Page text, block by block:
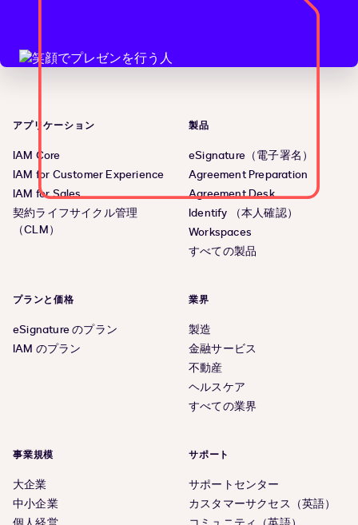
アプリケーション
IAM Core
IAM for Customer Experience
IAM for Sales
契約ライフサイクル管理
（CLM）
製品
eSignature（電子署名）
Agreement Preparation
Agreement Desk
Identify （本人確認）
Workspaces
すべての製品
プランと価格
eSignature のプラン
IAM のプラン
業界
製造
金融サービス
不動産
ヘルスケア
すべての業界
事業規模
大企業
中小企業
サポート
サポートセンター
カスタマーサクセス（英語）